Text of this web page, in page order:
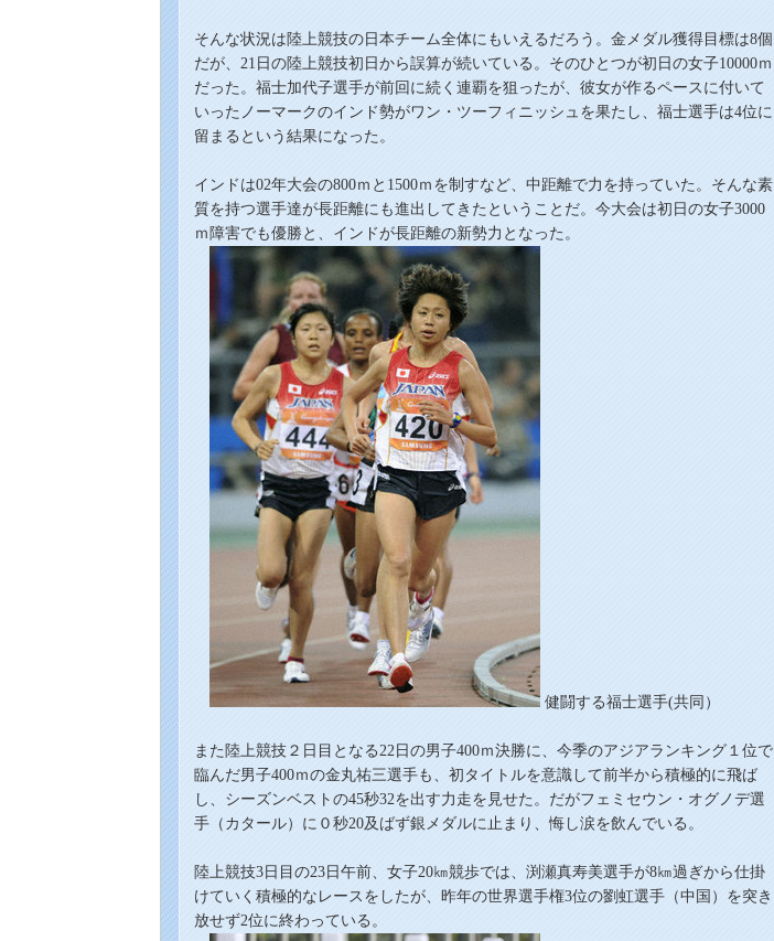
そんな状況は 陸上競技の 日本チーム全体にもいえるだろう。金メダル獲得目標は8個
だが、 21日の陸上競技初日から誤算が続いている。そのひとつが初日の女子10000ｍ
だった。福士加代子選手が前回に続く連覇を狙ったが、彼女が作るペースに付いて
いったノーマークのインド勢がワン ・ ツーフィニッシュを果たし、福士選手は4位に
留まる という結果になった。
インドは02年大会の800ｍと1500ｍを制すなど、中距離で力を持っていた。そんな素
質を持つ選手達が長距離にも進出してきたということだ。今大会は初日の女子3000
ｍ障害でも優勝と、 インドが長距離の新勢力となった。
健闘する福士選手(共同）
また 陸上競技 ２日目 となる22日 の男子400ｍ決勝に、今季のアジアランキング１位で
臨んだ男子400ｍの金丸祐三選手も、初タイトルを意識して前半から積極的に飛ば
し、シーズンベストの45秒32を出す力走を見せた。だがフェミセウン・ オグノデ選
手（カタール）に０秒20及ばず銀メダルに止まり、悔し涙を飲んでいる。
陸上競技3 日目の23日午前、 女子20㎞競歩では、渕瀬真寿美選手が8㎞過ぎから仕掛
けていく積極的なレースをしたが、昨年の世界選手権3位の劉虹選手（中国）を突き
放せず2位に終わっている。